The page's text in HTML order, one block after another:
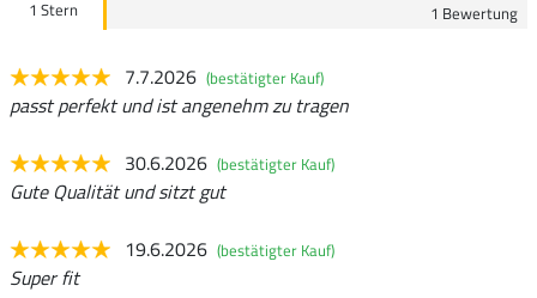
1 Stern
1 Bewertung
7.7.2026 (bestätigter Kauf)
passt perfekt und ist angenehm zu tragen
30.6.2026 (bestätigter Kauf)
Gute Qualität und sitzt gut
19.6.2026 (bestätigter Kauf)
Super fit